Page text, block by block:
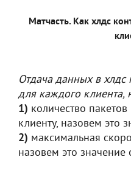
Матчасть. Как хлдс
Отдача данных в хлдс
для каждого клиента,
1) количество
клиенту, назовем это
2) максимальная
назовем это значение